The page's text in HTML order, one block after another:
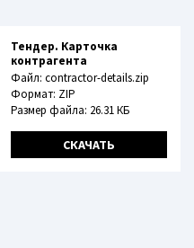
Тендер. Карточка
контрагента
Файл: contractor-details.zip
Формат: ZIP
Размер файла: 26.31 КБ
СКАЧАТЬ